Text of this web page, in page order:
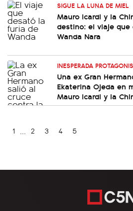
SIGUE LA LUNA DE MIEL
Mauro Icardi y la
destino: el viaje
Wanda Nara
INESPERADA
Una ex Gran
Ekaterina Ojeda en
Mauro Icardi y la
1 2 3 4 5